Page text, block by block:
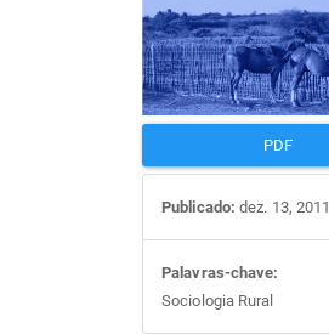
PDF
Publicado: dez. 13, 2011
Palavras-chave:
Sociologia Rural